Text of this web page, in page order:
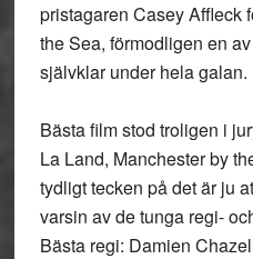
pristagaren Casey Affleck
the Sea, förmodligen en
självklar under hela galan.
Bästa film stod troligen i
La Land, Manchester by
tydligt tecken på det är ju
varsin av de tunga regi-
Bästa regi: Damien